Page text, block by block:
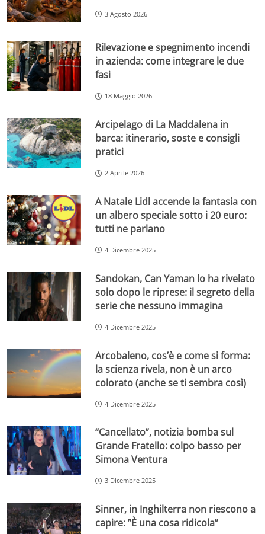
3 Agosto 2026
Rilevazione e spegnimento incendi
in azienda: come integrare le due
fasi
18 Maggio 2026
Arcipelago di La Maddalena in
barca: itinerario, soste e consigli
pratici
2 Aprile 2026
A Natale Lidl accende la fantasia con
un albero speciale sotto i 20 euro:
tutti ne parlano
4 Dicembre 2025
Sandokan, Can Yaman lo ha rivelato
solo dopo le riprese: il segreto della
serie che nessuno immagina
4 Dicembre 2025
Arcobaleno, cos’è e come si forma:
la scienza rivela, non è un arco
colorato (anche se ti sembra così)
4 Dicembre 2025
“Cancellato”, notizia bomba sul
Grande Fratello: colpo basso per
Simona Ventura
3 Dicembre 2025
Sinner, in Inghilterra non riescono a
capire: ”È una cosa ridicola”